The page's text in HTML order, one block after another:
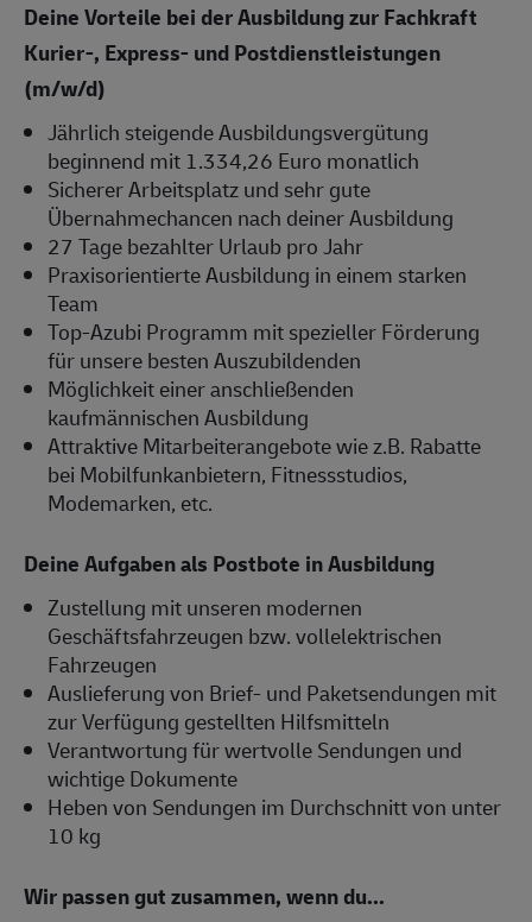
Deine Vorteile bei der Ausbildung zur Fachkraft
Kurier-, Express- und Postdienstleistungen
(m/w/d)
Jährlich steigende Ausbildungsvergütung
beginnend mit 1.334,26 Euro monatlich
Sicherer Arbeitsplatz und sehr gute
Übernahmechancen nach deiner Ausbildung
27 Tage bezahlter Urlaub pro Jahr
Praxisorientierte Ausbildung in einem starken
Team
Top-Azubi Programm mit spezieller Förderung
für unsere besten Auszubildenden
Möglichkeit einer anschließenden
kaufmännischen Ausbildung
Attraktive Mitarbeiterangebote wie z.B. Rabatte
bei Mobilfunkanbietern, Fitnessstudios,
Modemarken, etc.
Deine Aufgaben als Postbote in Ausbildung
Zustellung mit unseren modernen
Geschäftsfahrzeugen bzw. vollelektrischen
Fahrzeugen
Auslieferung von Brief- und Paketsendungen mit
zur Verfügung gestellten Hilfsmitteln
Verantwortung für wertvolle Sendungen und
wichtige Dokumente
Heben von Sendungen im Durchschnitt von unter
10 kg
Wir passen gut zusammen, wenn du...